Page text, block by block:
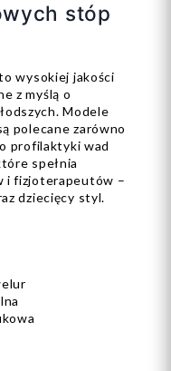
stóp
wysokiej jakości
z myślą o
Modele
polecane zarówno
profilaktyki wad
spełnia
i fizjoterapeutów –
dziecięcy styl.